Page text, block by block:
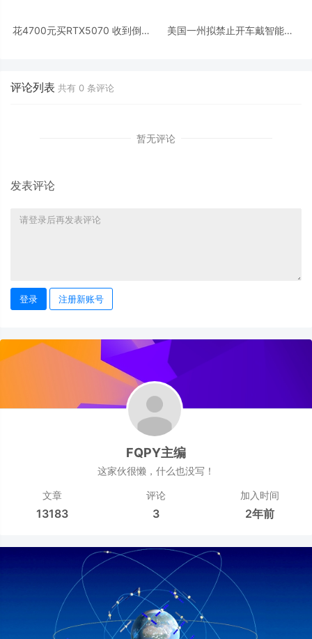
花4700元买RTX5070 收到倒是
美国一州拟禁止开车戴智能眼
评论列表 共有 0 条评论
暂无评论
发表评论
登录 注册新账号
FQPY主编
这家伙很懒，什么也没写！
文章
13183
评论
3
加入时间
2年前